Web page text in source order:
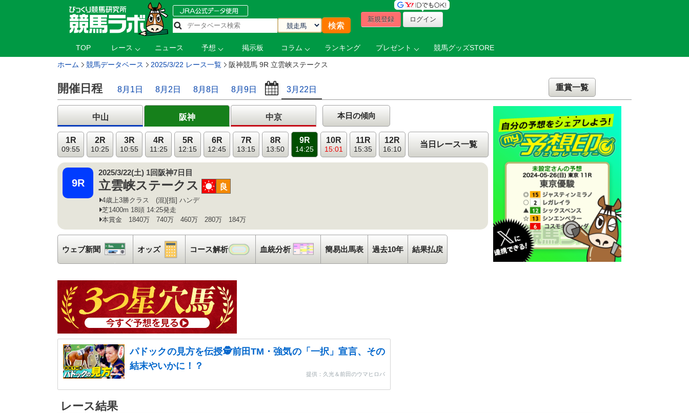
新規登録 ログイン
TOP レース ニュース 予想 掲示板 コラム ランキング プレゼント 競馬グッズSTORE
ホーム 競馬データベース 2025/3/22 レース一覧 阪神競馬 9R 立雲峡ステークス
開催日程 8月1日 8月2日 8月8日 8月9日 3月22日 重賞一覧
中山 阪神 中京 本日の傾向
1R
09:55
2R
10:25
3R
10:55
4R
11:25
5R
12:15
6R
12:45
7R
13:15
8R
13:50
9R
14:25
10R
15:01
11R
15:35
12R
16:10
当日レース一覧
9R
2025/3/22(土) 1回阪神7日目
立雲峡ステークス 晴良
4歳上3勝クラス (混)[指] ハンデ
芝1400m 18頭 14:25発走
本賞金 1840万 740万 460万 280万 184万
ウェブ新聞 ウェブ新聞
オッズ オッズ
コース解析 コース解析
血統分析 血統分析
簡易出馬表 過去10年 結果払戻
パドックの見方を伝授🕵前田TM・強気の「一択」宣言、その
結末やいかに！？
提供：久光＆前田のウマヒロバ
レース結果